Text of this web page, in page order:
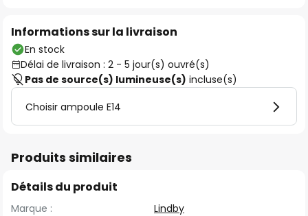
Informations sur la livraison
En stock
Délai de livraison : 2 - 5 jour(s) ouvré(s)
Pas de source(s) lumineuse(s) incluse(s)
Choisir ampoule E14
Produits similaires
Détails du produit
Marque :
Lindby